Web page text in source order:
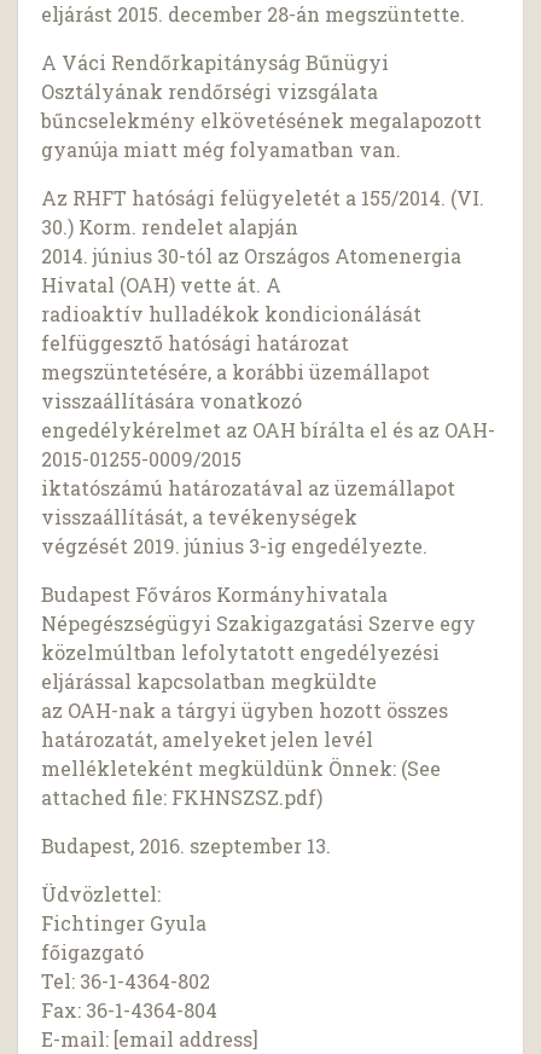
eljárást 2015. december 28-án megszüntette.
A Váci Rendőrkapitányság Bűnügyi
Osztályának rendőrségi vizsgálata
bűncselekmény elkövetésének megalapozott
gyanúja miatt még folyamatban van.
Az RHFT hatósági felügyeletét a 155/2014. (VI.
30.) Korm. rendelet alapján
2014. június 30-tól az Országos Atomenergia
Hivatal (OAH) vette át. A
radioaktív hulladékok kondicionálását
felfüggesztő hatósági határozat
megszüntetésére, a korábbi üzemállapot
visszaállítására vonatkozó
engedélykérelmet az OAH bírálta el és az OAH-
2015-01255-0009/2015
iktatószámú határozatával az üzemállapot
visszaállítását, a tevékenységek
végzését 2019. június 3-ig engedélyezte.
Budapest Főváros Kormányhivatala
Népegészségügyi Szakigazgatási Szerve egy
közelmúltban lefolytatott engedélyezési
eljárással kapcsolatban megküldte
az OAH-nak a tárgyi ügyben hozott összes
határozatát, amelyeket jelen levél
mellékleteként megküldünk Önnek: (See
attached file: FKHNSZSZ.pdf)
Budapest, 2016. szeptember 13.
Üdvözlettel:
Fichtinger Gyula
főigazgató
Tel: 36-1-4364-802
Fax: 36-1-4364-804
E-mail: [email address]